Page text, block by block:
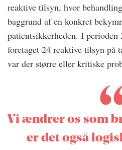
reaktive tilsyn, hvor
baggrund af en konkret
patientsikkerheden. I
foretaget 24 reaktive tilsyn på
var der større eller kritiske
Vi ændrer os som
er det også